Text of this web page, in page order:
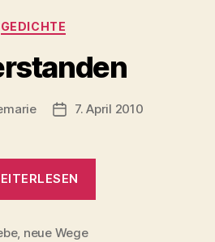
Kategorien
GEDICHTE
Veröffentlichungsdatum
7. April 2010
, neue Wege